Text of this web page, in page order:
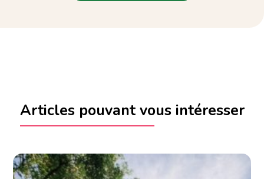
Articles pouvant vous intéresser